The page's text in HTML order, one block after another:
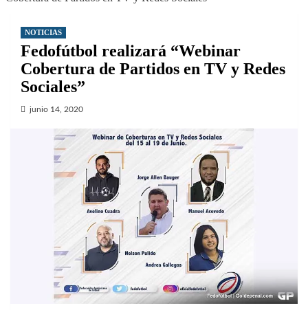
NOTICIAS
Fedofútbol realizará “Webinar
Cobertura de Partidos en TV y Redes
Sociales”
junio 14, 2020